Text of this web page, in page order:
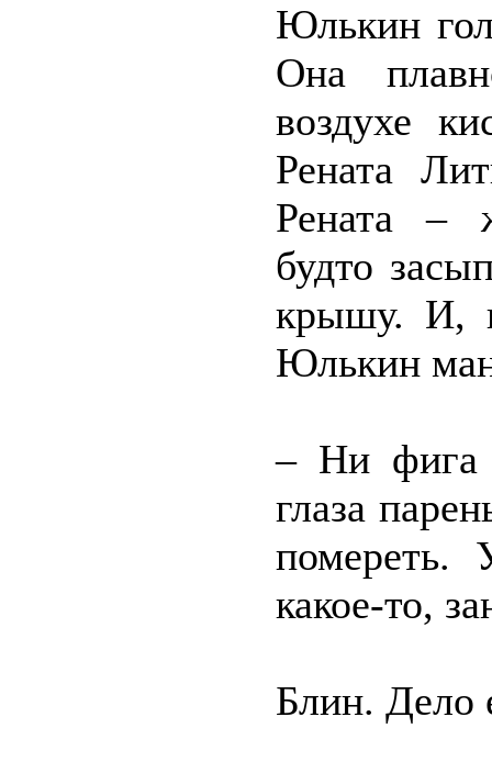
Юлькин
Она
воздухе
Рената
Рената –
будто
крышу. И,
Юлькин
– Ни фига
глаза
помереть.
какое-то,
Блин. Дело